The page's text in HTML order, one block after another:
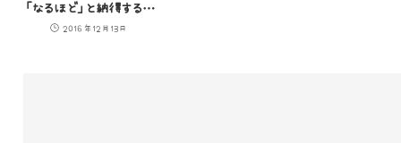
「なるほど」と納得する猫のイラスト
2016年12月13日